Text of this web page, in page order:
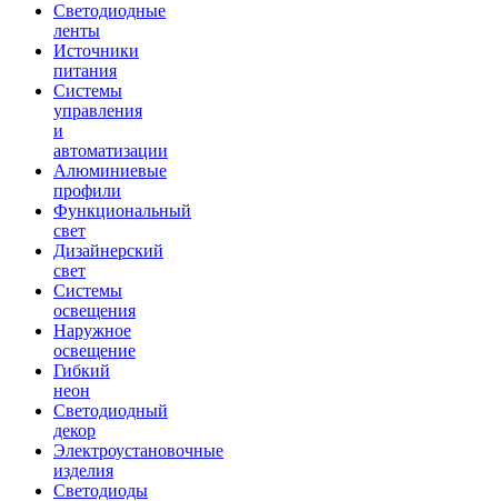
Светодиодные
ленты
Источники
питания
Системы
управления
и
автоматизации
Алюминиевые
профили
Функциональный
свет
Дизайнерский
свет
Системы
освещения
Наружное
освещение
Гибкий
неон
Светодиодный
декор
Электроустановочные
изделия
Светодиоды